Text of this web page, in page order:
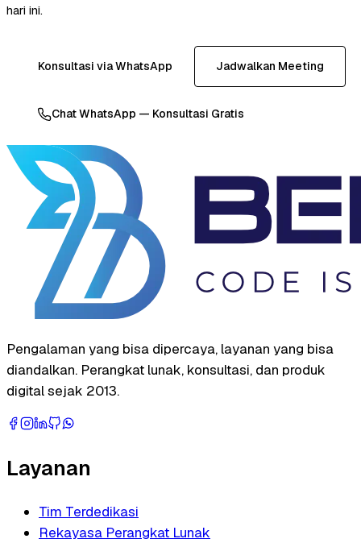
hari ini.
Konsultasi via WhatsApp Jadwalkan Meeting
Chat WhatsApp — Konsultasi Gratis
Pengalaman yang bisa dipercaya, layanan yang bisa
diandalkan. Perangkat lunak, konsultasi, dan produk
digital sejak 2013.
Layanan
Tim Terdedikasi
Rekayasa Perangkat Lunak